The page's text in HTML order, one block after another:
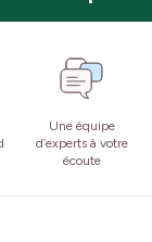
Une équipe
d’experts à votre
écoute